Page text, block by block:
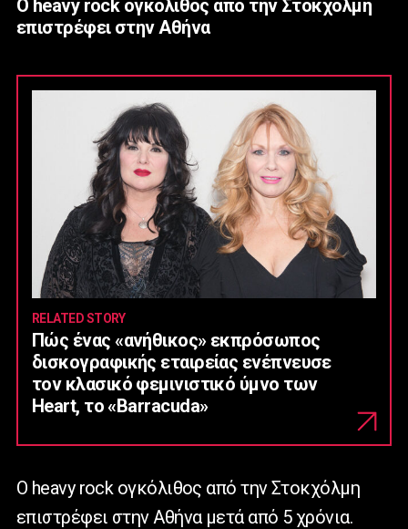
Ο heavy rock ογκόλιθος από την Στοκχόλμη
επιστρέφει στην Αθήνα
RELATED STORY
Πώς ένας «ανήθικος» εκπρόσωπος
δισκογραφικής εταιρείας ενέπνευσε
τον κλασικό φεμινιστικό ύμνο των
Heart, το «Barracuda»
Ο heavy rock ογκόλιθος από την Στοκχόλμη
επιστρέφει στην Αθήνα μετά από 5 χρόνια.